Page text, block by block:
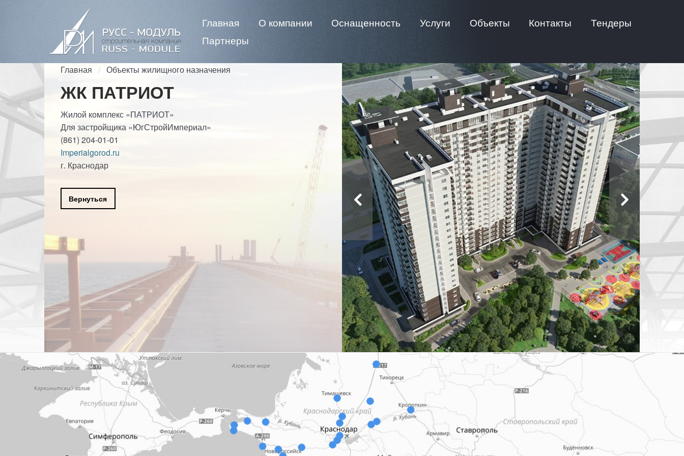
Главная О компании Оснащенность Услуги Объекты Контакты
Тендеры
Партнеры
Главная Объекты жилищного назначения
ЖК ПАТРИОТ
Жилой комплекс «ПАТРИОТ»
Для застройщика «ЮгСтройИмпериал»
(861) 204-01-01
Imperialgorod.ru
г. Краснодар
Вернуться